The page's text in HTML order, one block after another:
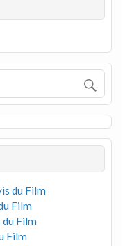
du Film
Film
Film
Film